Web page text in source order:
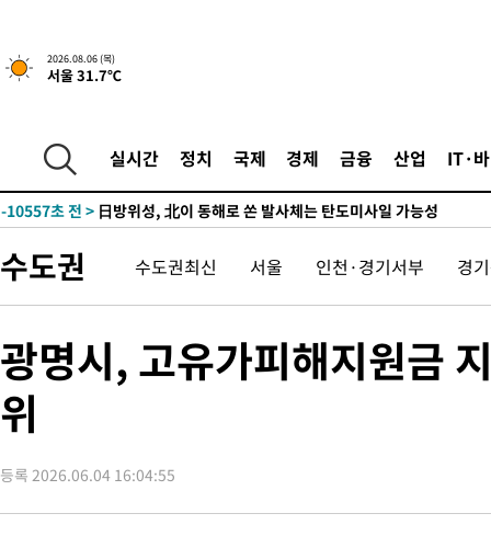
2026.08.06 (목)
서울 31.7℃
실시간 정치 국제 경제 금융 산업 IT·
-28299초 전 >'월드컵 탈락 후폭풍' 축구협회…11시간 걸린 초유의 압수수
합)
-27735초 전 >[속보] 뉴욕증시, 혼조 출발…나스닥 0.3%↓, 다우 0.14%↑
-25213초 전 >
경찰, '홍명보는 2순위' 결론냈던 스포츠윤리센터도 압수수색
-10809초 전 >
화"
-10557초 전 > 日방위성, 北이 동해로 쏜 발사체는 탄도미사일 가능성
-8393초 전 > [속보]합참 "북, 동해상으로 미상 발사체 발사"
-7789초 전 >'낮 최고 39도' 불볕더위…한밤 열대야도 계속[내일날씨]
-7410초 전 >"韓 외환시장 개입 관측 배경엔 美의 대한국 무역적자 있어"
-7237초 전 >
-7077초 전 >
-2734초 전 >[속보]코스닥, 800p 회복…0.26% 오른 801.67 마감
-2664초 전 >[속보]코스피, 301.88포인트(4.58%) 내린 6296.38 마감
수도권 수도권최신 서울 인천·경기서부 경
광명시, 고유가피해지원금
위
등록 2026.06.04 16:04:55